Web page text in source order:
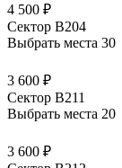
4 500 ₽
Сектор В204
Выбрать места 30
3 600 ₽
Сектор В211
Выбрать места 20
3 600 ₽